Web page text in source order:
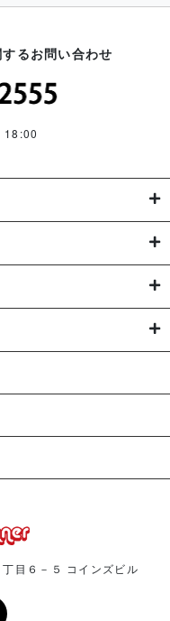
るお問い合わせ
18:00
目６－５ コインズビル